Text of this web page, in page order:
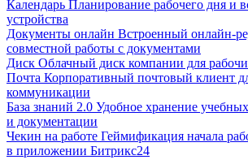
Календарь Планирование рабочего дня и
устройства
Документы онлайн Встроенный онлайн-
совместной работы с документами
Диск Облачный диск компании для
Почта Корпоративный почтовый клиент
коммуникации
База знаний 2.0 Удобное хранение
и документации
Чекин на работе Геймификация начала
в приложении Битрикс24